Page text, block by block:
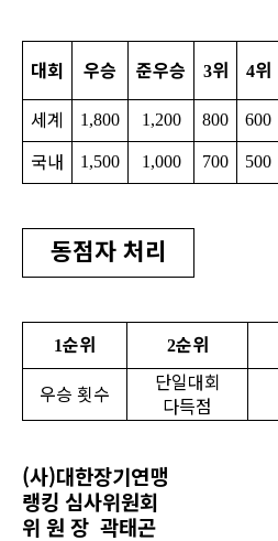
대회 우승 준우승 3위 4위
세계 1,800 1,200 800 600
국내 1,500 1,000 700 500
동점자 처리
1순위 2순위
우승 횟수
단일대회
다득점
(사)대한장기연맹
랭킹 심사위원회
위 원 장 곽태곤